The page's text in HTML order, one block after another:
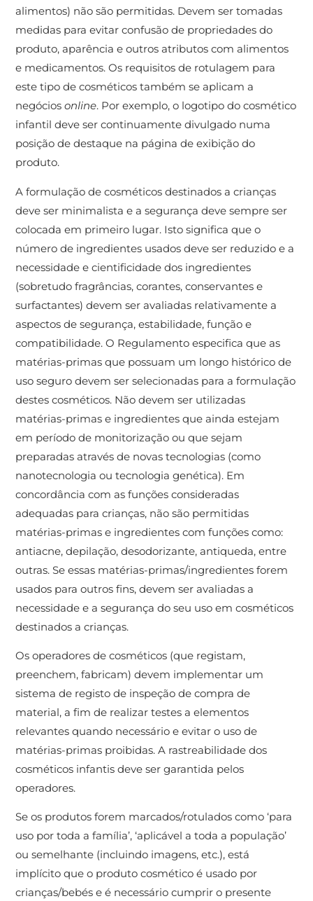
alimentos) não são permitidas. Devem ser tomadas
medidas para evitar confusão de propriedades do
produto, aparência e outros atributos com alimentos
e medicamentos. Os requisitos de rotulagem para
este tipo de cosméticos também se aplicam a
negóciosonline. Por exemplo, o logotipo do cosmético
infantil deve ser continuamente divulgado numa
posição de destaque na página de exibição do
produto.
A formulação de cosméticos destinados a crianças
deve ser minimalista e a segurança deve sempre ser
colocada em primeiro lugar. Isto significa que o
número de ingredientes usados ​​deve ser reduzido e a
necessidade e cientificidade dos ingredientes
(sobretudo fragrâncias, corantes, conservantes e
surfactantes) devem ser avaliadas relativamente a
aspectos de segurança, estabilidade, função e
compatibilidade. O Regulamento especifica que as
matérias-primas que possuam um longo histórico de
uso seguro devem ser selecionadas para a formulação
destes cosméticos. Não devem ser utilizadas
matérias-primas e ingredientes que ainda estejam
em período de monitorização ou que sejam
preparadas através de novas tecnologias (como
nanotecnologia ou tecnologia genética). Em
concordância com as funções consideradas
adequadas para crianças, não são permitidas
matérias-primas e ingredientes com funções como:
antiacne, depilação, desodorizante, antiqueda, entre
outras. Se essas matérias-primas/ingredientes forem
usados ​​para outros fins, devem ser avaliadas a
necessidade e a segurança do seu uso em cosméticos
destinados a crianças.
Os operadores de cosméticos (que registam,
preenchem, fabricam) devem implementar um
sistema de registo de inspeção de compra de
material, a fim de realizar testes a elementos
relevantes quando necessário e evitar o uso de
matérias-primas proibidas. A rastreabilidade dos
cosméticos infantis deve ser garantida pelos
operadores.
Se os produtos forem marcados/rotulados como ‘para
uso por toda a família’, ‘aplicável a toda a população’
ou semelhante (incluindo imagens, etc.), está
implícito que o produto cosmético é usado por
crianças/bebés e é necessário cumprir o presente